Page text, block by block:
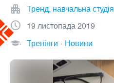
Тренд, навчальна студія
19 листопада 2019
Тренінги
Новини